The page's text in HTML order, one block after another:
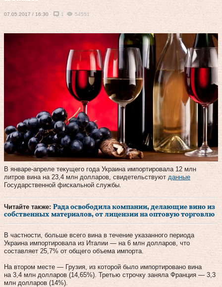
07.05.2017 / 16:30 1 54551
В январе-апреле текущего года Украина импортировала 12 млн
литров вина на 23,4 млн долларов, свидетельствуют данные
Государственной фискальной службы.
Читайте также: Рада освободила компании, делающие вино из
собственных материалов, от лицензии на оптовую торговлю
В частности, больше всего вина в течение указанного периода
Украина импортировала из Италии — на 6 млн долларов, что
составляет 25,7% от общего объема импорта.
На втором месте — Грузия, из которой было импортировано вина
на 3,4 млн долларов (14,65%). Третью строчку заняла Франция — 3,3
млн долларов (14%).